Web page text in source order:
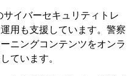
イバーセキュリティトレ
用も支援しています。警察
ニングコンテンツをオンラ
ています。